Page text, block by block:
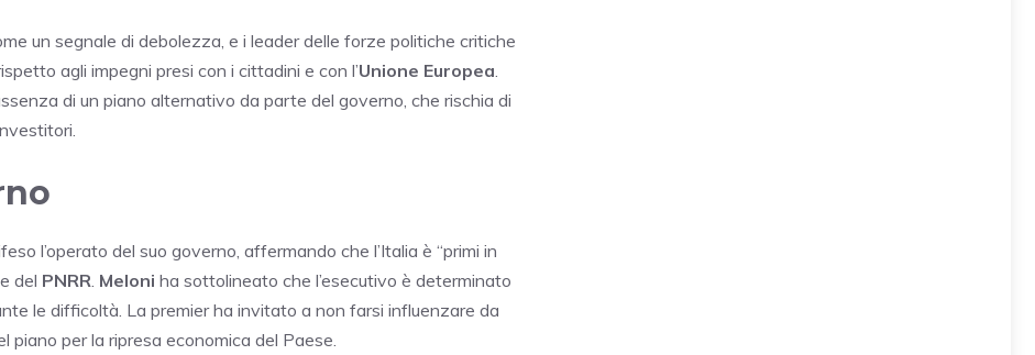
un segnale di debolezza, e i leader delle forze politiche critiche
agli impegni presi con i cittadini e con l’Unione Europea
di un piano alternativo da parte del governo, che rischia di
l’operato del suo governo, affermando che l’Italia è “primi in
del PNRR Meloni ha sottolineato che l’esecutivo è determinato
le difficoltà. La premier ha invitato a non farsi influenzare da
piano per la ripresa economica del Paese.